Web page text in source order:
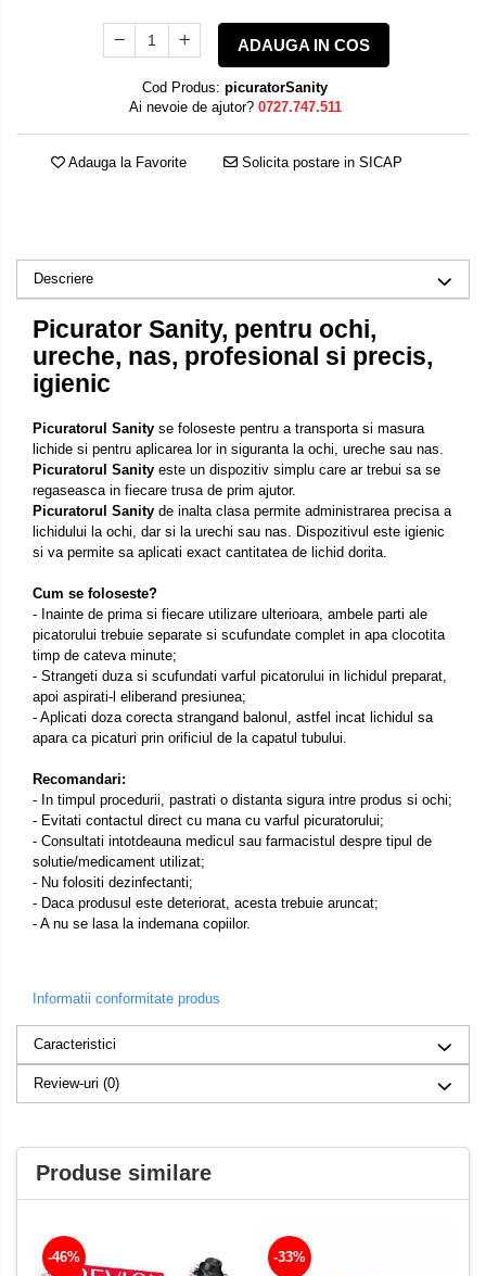
ADAUGA IN COS
Cod Produs: picuratorSanity
Ai nevoie de ajutor? 0727.747.511
Adauga la Favorite Solicita postare in SICAP
Descriere
Picurator Sanity, pentru ochi,
ureche, nas, profesional si precis,
igienic
Picuratorul Sanity se foloseste pentru a transporta si masura
lichide si pentru aplicarea lor in siguranta la ochi, ureche sau nas.
Picuratorul Sanity este un dispozitiv simplu care ar trebui sa se
regaseasca in fiecare trusa de prim ajutor.
Picuratorul Sanity de inalta clasa permite administrarea precisa a
lichidului la ochi, dar si la urechi sau nas. Dispozitivul este igienic
si va permite sa aplicati exact cantitatea de lichid dorita.
Cum se foloseste?
- Inainte de prima si fiecare utilizare ulterioara, ambele parti ale
picatorului trebuie separate si scufundate complet in apa clocotita
timp de cateva minute;
- Strangeti duza si scufundati varful picatorului in lichidul preparat,
apoi aspirati-l eliberand presiunea;
- Aplicati doza corecta strangand balonul, astfel incat lichidul sa
apara ca picaturi prin orificiul de la capatul tubului.
Recomandari:
- In timpul procedurii, pastrati o distanta sigura intre produs si ochi;
- Evitati contactul direct cu mana cu varful picuratorului;
- Consultati intotdeauna medicul sau farmacistul despre tipul de
solutie/medicament utilizat;
- Nu folositi dezinfectanti;
- Daca produsul este deteriorat, acesta trebuie aruncat;
- A nu se lasa la indemana copiilor.
Informatii conformitate produs
Caracteristici
Review-uri (0)
Produse similare
-46% -33%